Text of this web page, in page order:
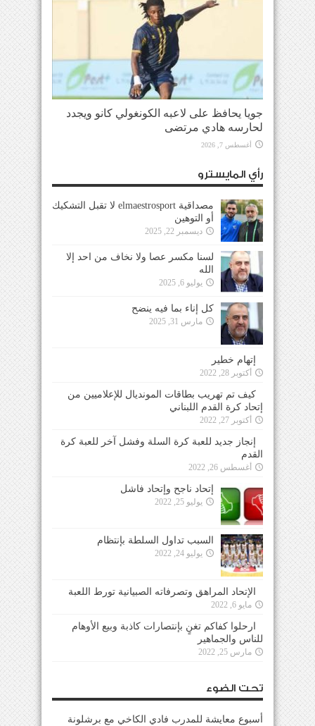
جويا يحافظ على لاعبه الكونغولي كانو ويجدد
لحارسه هادي مرتضى
أغسطس 7, 2026
رأي المايسترو
مصداقية elmaestrosport لا تقبل التشكيك
أو التوهين
ديسمبر 22, 2025
لسنا مكسر عصا ولا نخاف من احد إلا
الله
يوليو 6, 2025
كل إناء بما فيه ينضح
مارس 31, 2025
إتهام خطير
أكتوبر 28, 2022
كيف تم تهريب بطاقات المونديال للإعلاميين من
إتحاد كرة القدم اللبناني
أكتوبر 27, 2022
إنجاز جديد للعبة كرة السلة وفشل آخر للعبة كرة
القدم
أغسطس 26, 2022
إتحاد ناجح وإتحاد فاشل
يوليو 25, 2022
السبب تداول السلطة بإنتظام
يوليو 24, 2022
الإتحاد المراهق وتصرفاته الصبيانية تورط اللعبة
مايو 6, 2022
ارحلوا كفاكم تغنٍ بإنتصارات كاذبة وبيع الأوهام
للناس والجماهير
مارس 25, 2022
تحت الضوء
أسبوع معايشة للمدرب فادي الكاخي مع برشلونة